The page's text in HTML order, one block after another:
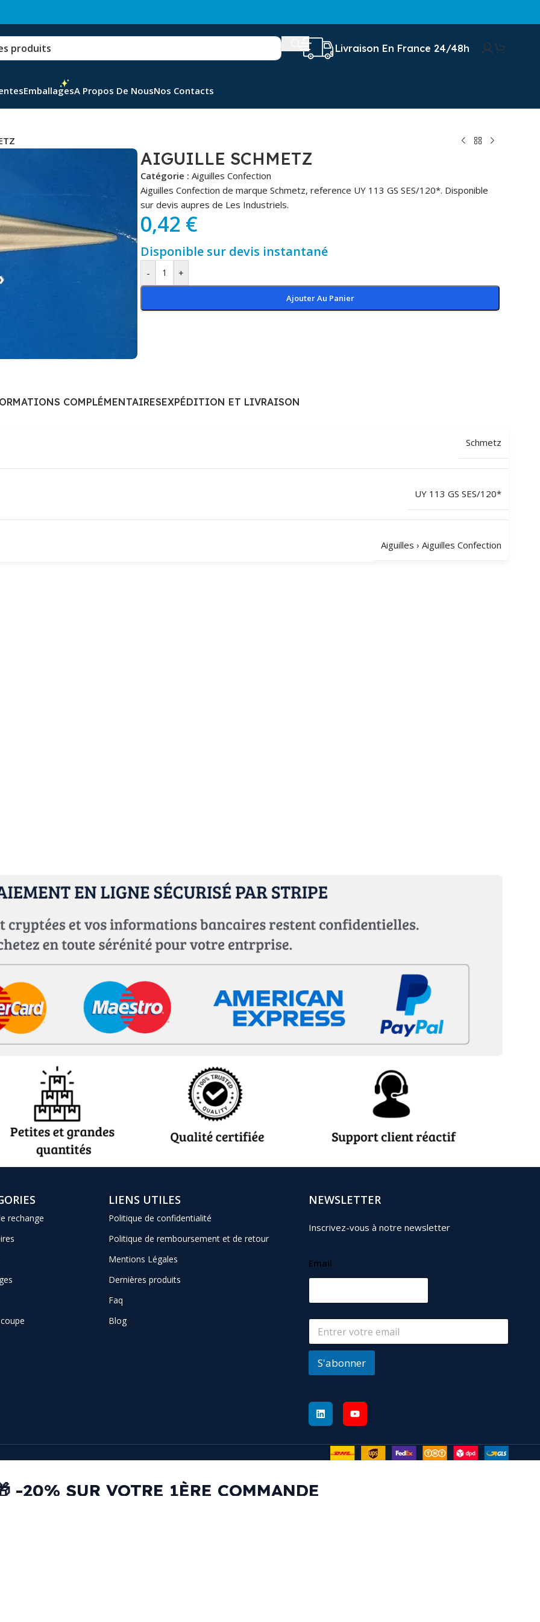
Livraison En France 24/48h
EmballagesA Propos De NousNos Contacts
AIGUILLE SCHMETZ
Catégorie : Aiguilles Confection
Aiguilles Confection de marque Schmetz, reference UY 113 GS SES/120*. Disponible
sur devis aupres de Les Industriels.
0,42 €
Disponible sur devis instantané
- +
Ajouter Au Panier
COMPLÉMENTAIRESEXPÉDITION ET LIVRAISON
Schmetz
UY 113 GS SES/120*
Aiguilles › Aiguilles Confection
rechange
LIENS UTILES
Politique de confidentialité
Politique de remboursement et de retour
Mentions Légales
Dernières produits
Faq
Blog
NEWSLETTER
Inscrivez-vous à notre newsletter
Email
S'abonner
-20% SUR VOTRE 1ÈRE COMMANDE